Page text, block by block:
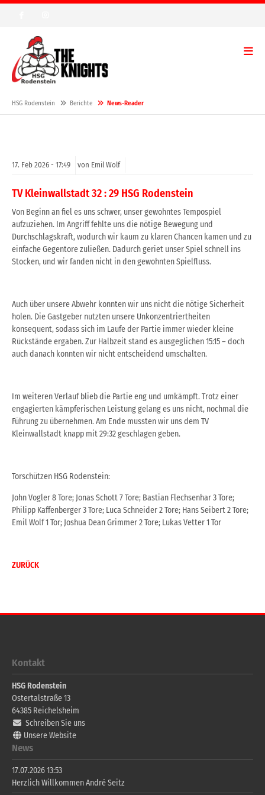
HSG Rodenstein Berichte News-Reader
17. Feb 2026 - 17:49 von Emil Wolf
TV Kleinwallstadt 32 : 29 HSG Rodenstein
Von Beginn an fiel es uns schwer, unser gewohntes Tempospiel
aufzuziehen. Im Angriff fehlte uns die nötige Bewegung und
Durchschlagskraft, wodurch wir kaum zu klaren Chancen kamen und zu
einfache Gegentore zuließen. Dadurch geriet unser Spiel schnell ins
Stocken, und wir fanden nicht in den gewohnten Spielfluss.
Auch über unsere Abwehr konnten wir uns nicht die nötige Sicherheit
holen. Die Gastgeber nutzten unsere Unkonzentriertheiten
konsequent, sodass sich im Laufe der Partie immer wieder kleine
Rückstände ergaben. Zur Halbzeit stand es ausgeglichen 15:15 – doch
auch danach konnten wir nicht entscheidend umschalten.
Im weiteren Verlauf blieb die Partie eng und umkämpft. Trotz einer
engagierten kämpferischen Leistung gelang es uns nicht, nochmal die
Führung zu übernehmen. Am Ende mussten wir uns dem TV
Kleinwallstadt knapp mit 29:32 geschlagen geben.
Torschützen HSG Rodenstein:
John Vogler 8 Tore; Jonas Schott 7 Tore; Bastian Flechsenhar 3 Tore;
Philipp Kaffenberger 3 Tore; Luca Schneider 2 Tore; Hans Seibert 2 Tore;
Emil Wolf 1 Tor; Joshua Dean Grimmer 2 Tore; Lukas Vetter 1 Tor
ZURÜCK
Kontakt
HSG Rodenstein
Ostertalstraße 13
64385 Reichelsheim
Schreiben Sie uns
Unsere Website
News
17.07.2026 13:53
Herzlich Willkommen André Seitz